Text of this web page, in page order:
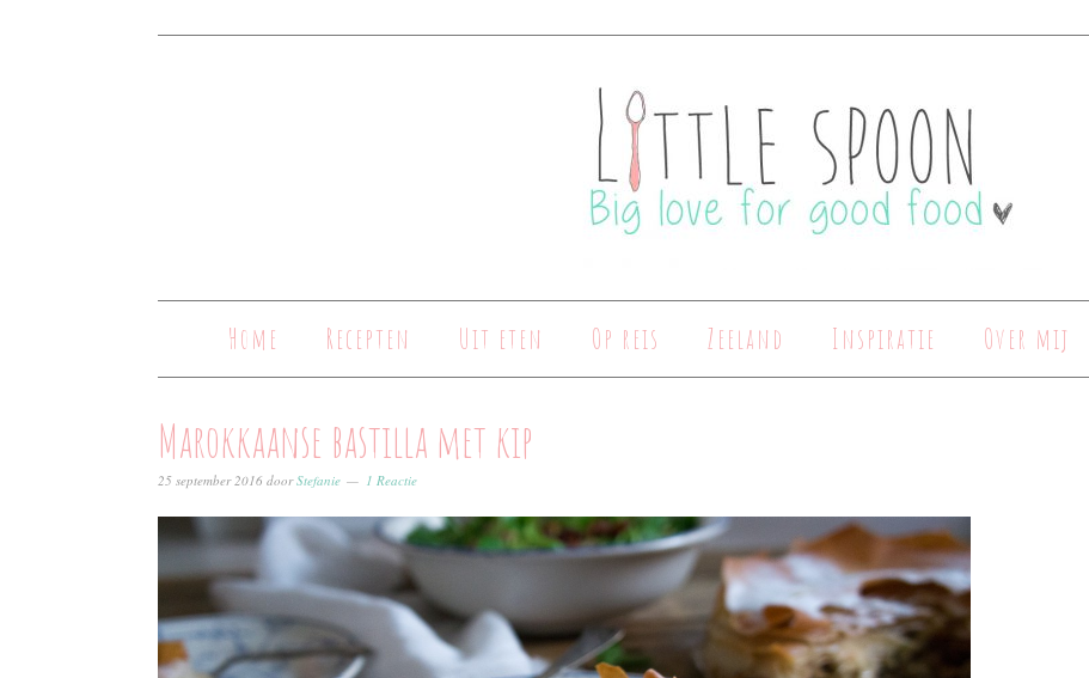
Home Recepten Uit eten Op reis Zeeland Inspiratie Over mij
Marokkaanse bastilla met kip
25 september 2016 doorStefanie 1 Reactie